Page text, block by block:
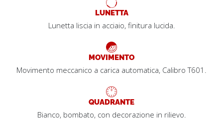
LUNETTA
Lunetta liscia in acciaio, finitura lucida.
MOVIMENTO
Movimento meccanico a carica automatica, Calibro T601.
QUADRANTE
Bianco, bombato, con decorazione in rilievo.